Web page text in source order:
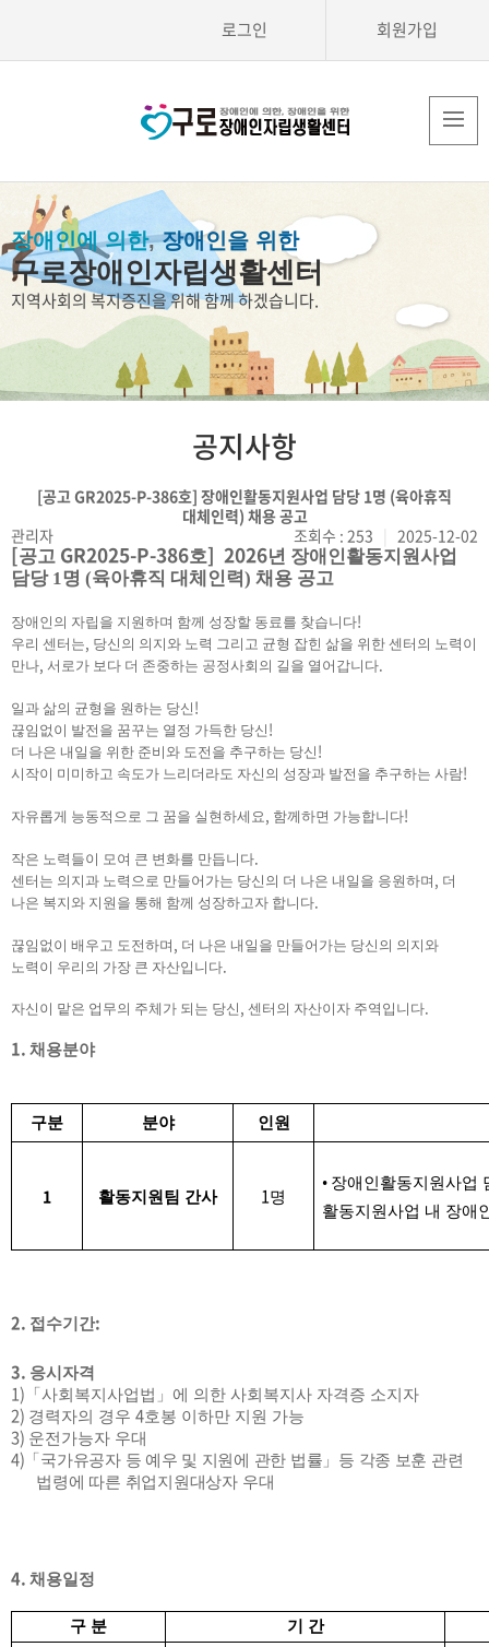
로그인 회원가입
장애인에 의한,장애인을 위한
구로장애인자립생활센터
지역사회의 복지증진을 위해 함께 하겠습니다.
공지사항
[공고 GR2025-P-386호] 장애인활동지원사업 담당 1명 (육아휴직
대체인력) 채용 공고
관리자
조회수 : 253 2025-12-02
[공고 GR2025-P-386호] 2026년 장애인활동지원사업
담당 1명 (육아휴직 대체인력) 채용 공고
장애인의 자립을 지원하며 함께 성장할 동료를 찾습니다!
우리 센터는, 당신의 의지와 노력 그리고 균형 잡힌 삶을 위한 센터의 노력이
만나, 서로가 보다 더 존중하는 공정사회의 길을 열어갑니다.
일과 삶의 균형을 원하는 당신 !
끊임없이 발전을 꿈꾸는 열정 가득한 당신 !
더 나은 내일을 위한 준비와 도전을 추구하는 당신 !
시작이 미미하고 속도가 느리더라도 자신의 성장과 발전을 추구하는 사람!
자유롭게 능동적으로 그 꿈을 실현하세요, 함께하면 가능합니다!
작은 노력들이 모여 큰 변화를 만듭니다.
센터는 의지과 노력으로 만들어가는 당신의 더 나은 내일을 응원하며 , 더
나은 복지와 지원을 통해 함께 성장하고자 합니다.
끊임없이 배우고 도전하며 , 더 나은 내일을 만들어가는 당신의 의지와
노력이 우리의 가장 큰 자산입니다.
자신이 맡은 업무의 주체가 되는 당신 , 센터의 자산이자 주역입니다.
1. 채용분야
구분 분야 인원
1 활동지원팀 간사 1명
• 장애인활동지원사업
활동지원사업 내 장애
2. 접수기간:
3. 응시자격
1) 「 사회복지사업법 」 에 의한 사회복지사 자격증 소지자
2) 경력자의 경우 4호봉 이하만 지원 가능
3) 운전가능자 우대
4) 「 국가유공자 등 예우 및 지원에 관한 법률 」 등 각종 보훈 관련
법령에 따른 취업지원대상자 우대
4. 채용일정
구 분
기 간